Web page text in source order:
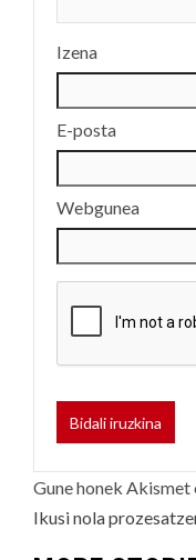
Izena
E-posta
Webgunea
Gune honek
Ikusi nola